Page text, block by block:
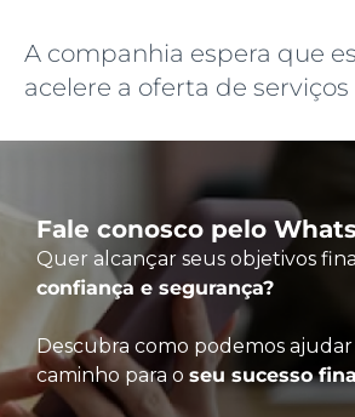
A companhia espera que
acelere a oferta de
Fale conosco pelo
Quer alcançar seus objetivos
confiança e segurança?
Descubra como podemos
caminho para o seu sucesso